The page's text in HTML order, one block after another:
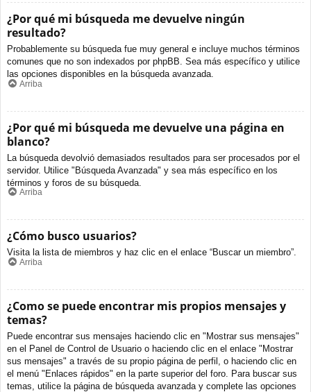
¿Por qué mi búsqueda me devuelve ningún
resultado?
Probablemente su búsqueda fue muy general e incluye muchos términos
comunes que no son indexados por phpBB. Sea más específico y utilice
las opciones disponibles en la búsqueda avanzada.
Arriba
¿Por qué mi búsqueda me devuelve una página en
blanco?
La búsqueda devolvió demasiados resultados para ser procesados por el
servidor. Utilice "Búsqueda Avanzada" y sea más específico en los
términos y foros de su búsqueda.
Arriba
¿Cómo busco usuarios?
Visita la lista de miembros y haz clic en el enlace “Buscar un miembro”.
Arriba
¿Como se puede encontrar mis propios mensajes y
temas?
Puede encontrar sus mensajes haciendo clic en "Mostrar sus mensajes"
en el Panel de Control de Usuario o haciendo clic en el enlace "Mostrar
sus mensajes" a través de su propio página de perfil, o haciendo clic en
el menú "Enlaces rápidos" en la parte superior del foro. Para buscar sus
temas, utilice la página de búsqueda avanzada y complete las opciones